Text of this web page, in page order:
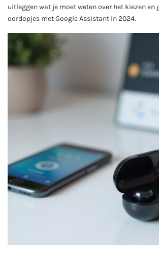
uitleggen wat je moet weten over het kiezen en
oordopjes met Google Assistant in 2024.